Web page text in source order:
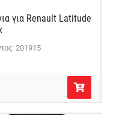
για Renault Latitude
201915